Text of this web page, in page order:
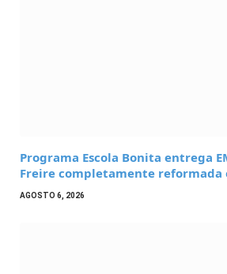
Programa Escola Bonita entrega
Freire completamente reformada
AGOSTO 6, 2026